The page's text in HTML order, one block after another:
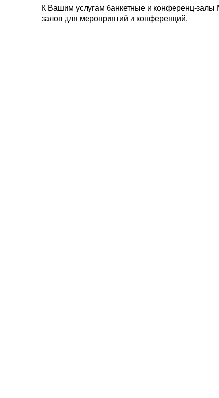
К Вашим услугам банкетные и конференц-залы
залов для мероприятий и конференций.